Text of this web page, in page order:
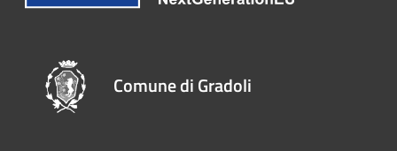
Comune di Gradoli